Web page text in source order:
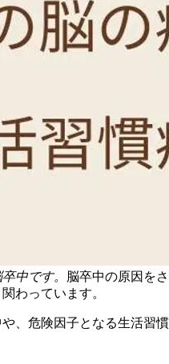
中です。 脳卒中の原因をさ
わっています。
、危険因子となる生活習慣